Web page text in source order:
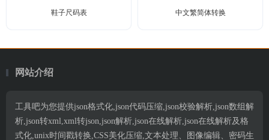
鞋子尺码表 中文繁简体转换
网站介绍
工具吧为您提供json格式化,json代码压缩,json校验解析,json数组解
析,json转xml,xml转json,json解析,json在线解析,json在线解析及格
式化,unix时间戳转换,CSS美化压缩,文本处理、图像编辑、密码生